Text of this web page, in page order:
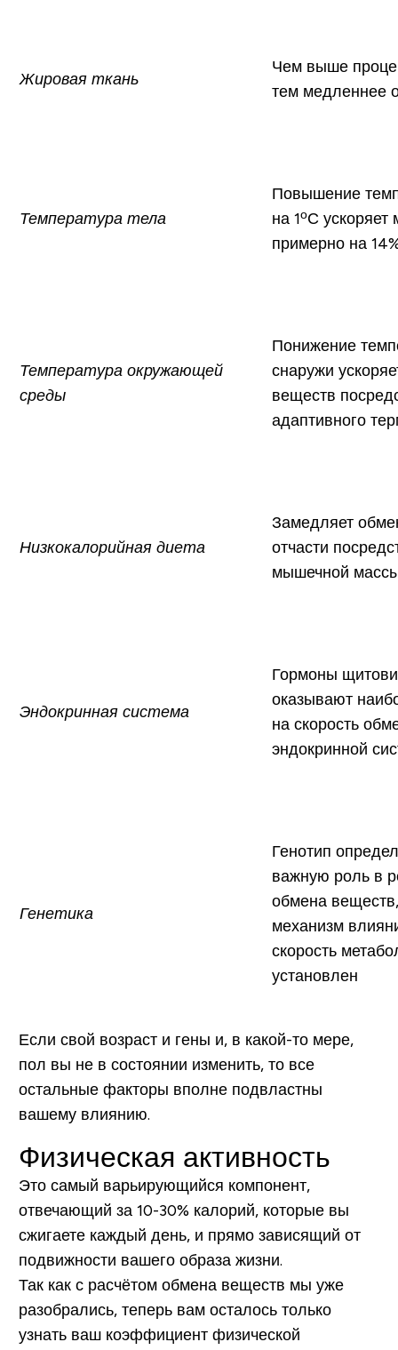
Жировая ткань
Чем выше
тем медленнее
Температура тела
Повышение
на 1оС ускоряет
примерно на
Температура окружающей
среды
Понижение
снаружи
веществ
адаптивного
Низкокалорийная диета
Замедляет
отчасти
мышечной
Эндокринная система
Гормоны
оказывают
на скорость
эндокринной
Генетика
Генотип
важную роль в
обмена
механизм
скорость
установлен
Если свой возраст и гены и, в какой-то мере,
пол вы не в состоянии изменить, то все
остальные факторы вполне подвластны
вашему влиянию.
Физическая активность
Это самый варьирующийся компонент,
отвечающий за 10-30% калорий, которые вы
сжигаете каждый день, и прямо зависящий от
подвижности вашего образа жизни.
Так как с расчётом обмена веществ мы уже
разобрались, теперь вам осталось только
узнать ваш коэффициент физической